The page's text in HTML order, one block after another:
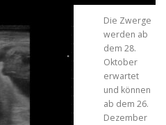
Die Zwerge
werden ab
dem 28.
Oktober
erwartet
und können
ab dem 26.
Dezember